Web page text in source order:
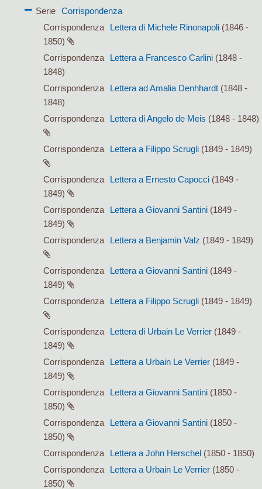
Serie Corrispondenza
Corrispondenza
Lettera di Michele Rinonapoli (1846 -
1850)
Corrispondenza
Lettera a Francesco Carlini (1848 -
1848)
Corrispondenza
Lettera ad Amalia Denhhardt (1848 -
1848)
Corrispondenza
Lettera di Angelo de Meis (1848 - 1848)
Corrispondenza Lettera a Filippo Scrugli (1849 - 1849)
Corrispondenza Lettera a Ernesto Capocci (1849 -
1849)
Corrispondenza
Lettera a Giovanni Santini (1849 -
1849)
Corrispondenza
Lettera a Benjamin Valz (1849 - 1849)
Corrispondenza Lettera a Giovanni Santini (1849 -
1849)
Corrispondenza
Lettera a Filippo Scrugli (1849 - 1849)
Corrispondenza Lettera di Urbain Le Verrier (1849 -
1849)
Corrispondenza
Lettera a Urbain Le Verrier (1849 -
1849)
Corrispondenza
Lettera a Giovanni Santini (1850 -
1850)
Corrispondenza
Lettera a Giovanni Santini (1850 -
1850)
Corrispondenza
Lettera a John Herschel (1850 - 1850)
Corrispondenza
Lettera a Urbain Le Verrier (1850 -
1850)